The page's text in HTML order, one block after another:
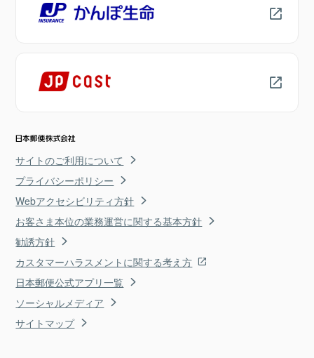
サイトのご利用について
プライバシーポリシー
Webアクセシビリティ方針
お客さま本位の業務運営に関する基本方針
勧誘方針
カスタマーハラスメントに関する考え方
日本郵便公式アプリ一覧
ソーシャルメディア
サイトマップ